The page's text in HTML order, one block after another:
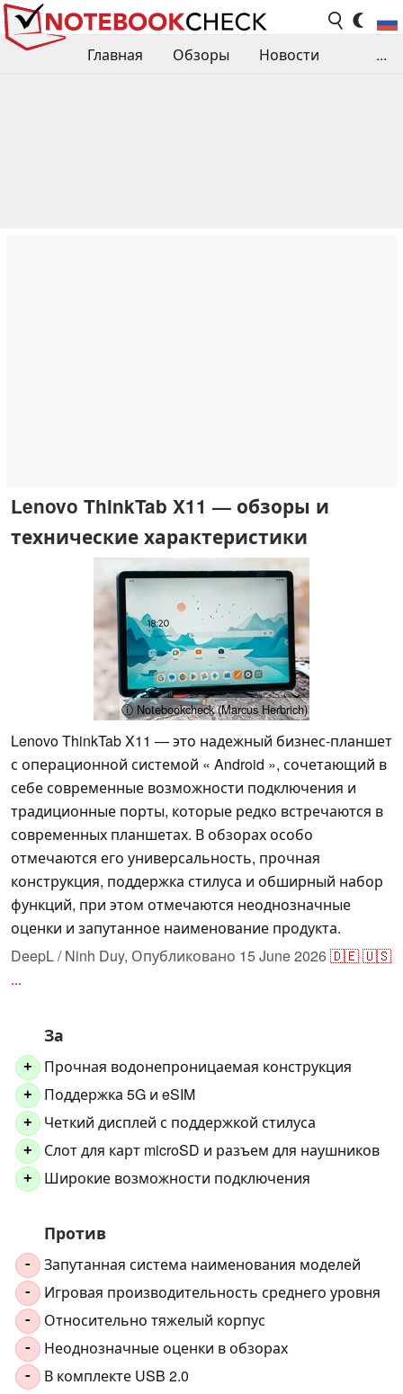
Главная Обзоры
Новости
...
Lenovo ThinkTab X11 — обзоры и
технические характеристики
ⓘ Notebookcheck (Marcus Herbrich)
Lenovo ThinkTab X11 — это надежный бизнес-планшет
с операционной системой « Android », сочетающий в
себе современные возможности подключения и
традиционные порты, которые редко встречаются в
современных планшетах. В обзорах особо
отмечаются его универсальность, прочная
конструкция, поддержка стилуса и обширный набор
функций, при этом отмечаются неоднозначные
оценки и запутанное наименование продукта.
DeepL / Ninh Duy, Опубликовано 15 June 2026🇩🇪🇺🇸
...
За
+ Прочная водонепроницаемая конструкция
+ Поддержка 5G и eSIM
+ Четкий дисплей с поддержкой стилуса
+ Слот для карт microSD и разъем для наушников
+ Широкие возможности подключения
Против
- Запутанная система наименования моделей
- Игровая производительность среднего уровня
- Относительно тяжелый корпус
- Неоднозначные оценки в обзорах
- В комплекте USB 2.0